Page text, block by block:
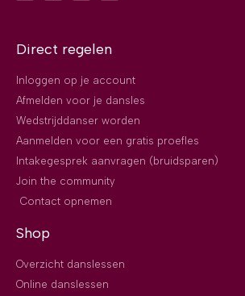
Direct regelen
Inloggen op je account
Afmelden voor je dansles
Wedstrijddanser worden
Aanmelden voor een gratis proefles
Intakegesprek aanvragen (bruidsparen)
Join the community
Contact opnemen
Shop
Overzicht danslessen
Online danslessen